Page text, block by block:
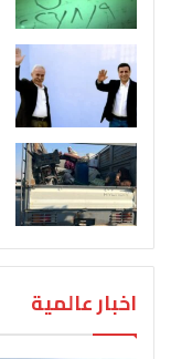
اخبار عالمية